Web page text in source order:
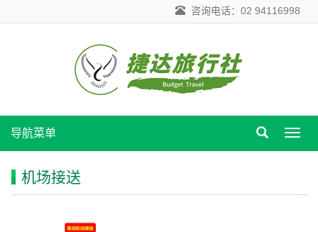
咨询电话：02 94116998
导
导航菜单
机场接送